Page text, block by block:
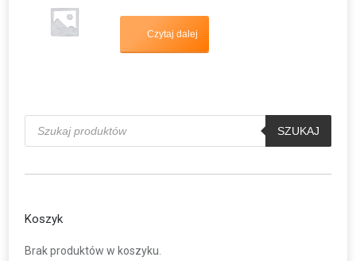
Czytaj dalej
Wyszukiwarka
produktów
SZUKAJ
Koszyk
Brak produktów w koszyku.